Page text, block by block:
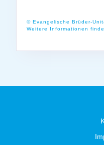
© Evangelische Brüder-
Weitere Informationen